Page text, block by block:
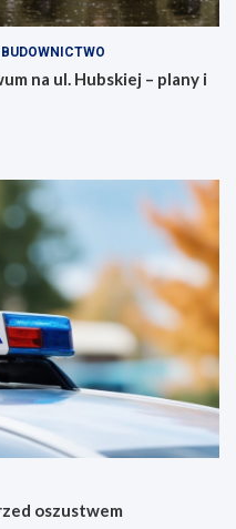
BUDOWNICTWO
na ul. Hubskiej – plany i
oszustwem